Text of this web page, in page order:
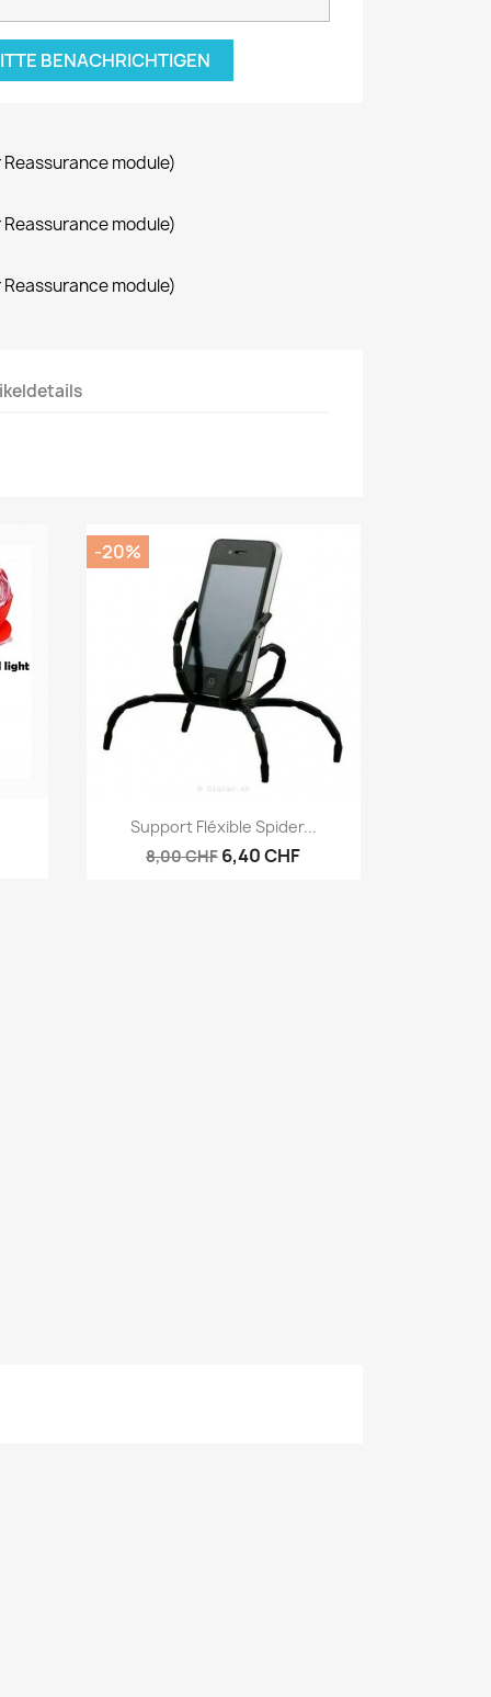
BENACHRICHTIGEN
module)
module)
module)
Vorschau
Support Fléxible Spider...
8,00 CHF 6,40 CHF
-20%